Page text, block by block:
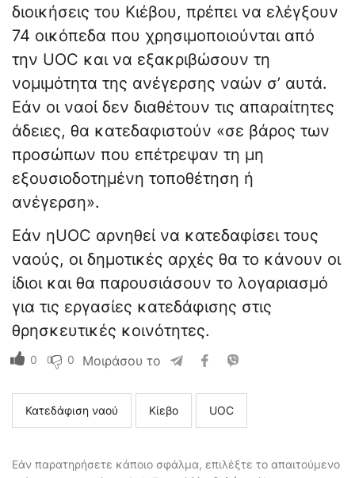
διοικήσεις του Κιέβου, πρέπει να ελέγξουν
74 οικόπεδα που χρησιμοποιούνται από
την UOC και να εξακριβώσουν τη
νομιμότητα της ανέγερσης ναών σ’ αυτά.
Εάν οι ναοί δεν διαθέτουν τις απαραίτητες
άδειες, θα κατεδαφιστούν «σε βάρος των
προσώπων που επέτρεψαν τη μη
εξουσιοδοτημένη τοποθέτηση ή
ανέγερση».
Εάν ηUOC αρνηθεί να κατεδαφίσει τους
ναούς, οι δημοτικές αρχές θα το κάνουν οι
ίδιοι και θα παρουσιάσουν το λογαριασμό
για τις εργασίες κατεδάφισης στις
θρησκευτικές κοινότητες.
0 0 Μοιράσου το
Κατεδάφιση ναού Κίεβο UOC
Εάν παρατηρήσετε κάποιο σφάλμα, επιλέξτε το απαιτούμενο